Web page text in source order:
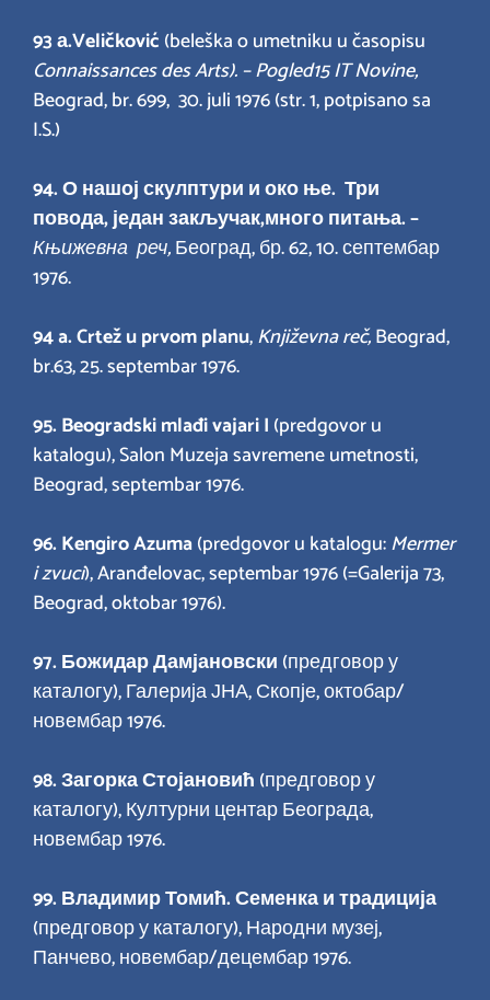
93 а.Veličković (beleška o umetniku u časopisu
Connaissances des Arts). – Pogled15 IT Novine,
Beograd, br. 699, 30. juli 1976 (str. 1, potpisano sa
I.S.)
94.О нашој скулптури и око ње. Три
повода, један закључак,много питања. –
Књижевна реч,Београд, бр. 62, 10. септембар
1976.
94 a. Crtež u prvom planu,Književna reč,Beograd,
br.63, 25. septembar 1976.
95. Beogradski mlađi vajari I (predgovor u
katalogu), Salon Muzeja savremene umetnosti,
Beograd, septembar 1976.
96. Kengiro Azuma(predgovor u katalogu:Mermer
i zvuci), Aranđelovac, septembar 1976 (=Galerija 73,
Beograd, oktobar 1976).
97. Божидар Дамјановски (предговор у
каталогу), Галерија ЈНА, Скопје, октобар/
новембар 1976.
98.Загорка Стојановић (предговор у
каталогу), Културни центар Београда,
новембар 1976.
99. Владимир Томић. Семенка и традиција
(предговор у каталогу), Народни музеј,
Панчево, новембар/децембар 1976.